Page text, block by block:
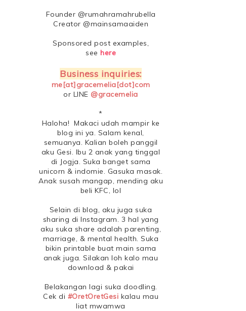
Founder @rumahramahrubella
Creator @mainsamaaiden
Sponsored post examples,
see here
Business inquiries:
me[at]gracemelia[dot]com
or LINE @gracemelia
*
Haloha! Makaci udah mampir ke
blog ini ya. Salam kenal,
semuanya. Kalian boleh panggil
aku Gesi. Ibu 2 anak yang tinggal
di Jogja. Suka banget sama
unicorn & indomie. Gasuka masak.
Anak susah mangap, mending aku
beli KFC, lol
Selain di blog, aku juga suka
sharing di Instagram. 3 hal yang
aku suka share adalah parenting,
marriage, & mental health. Suka
bikin printable buat main sama
anak juga. Silakan loh kalo mau
download & pakai
Belakangan lagi suka doodling.
Cek di #OretOretGesi kalau mau
liat mwamwa